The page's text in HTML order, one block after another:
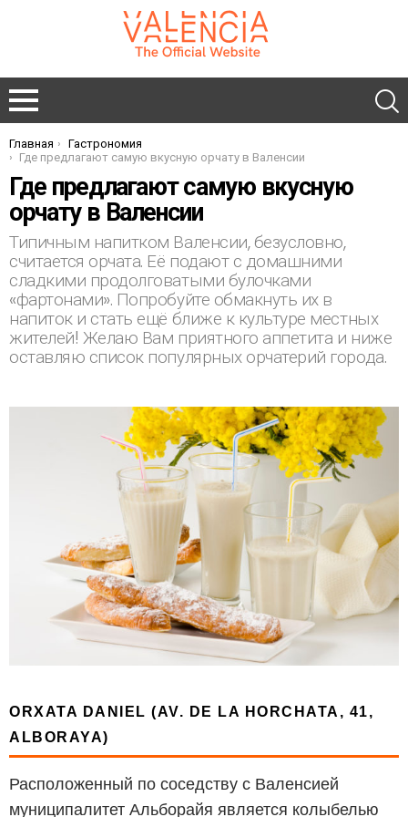
You are here:
Главная Гастрономия
Где предлагают самую вкусную орчату в Валенсии
Где предлагают самую вкусную
орчату в Валенсии
Типичным напитком Валенсии, безусловно,
считается орчата. Её подают с домашними
сладкими продолговатыми булочками
«фартонами». Попробуйте обмакнуть их в
напиток и стать ещё ближе к культуре местных
жителей! Желаю Вам приятного аппетита и ниже
оставляю список популярных орчатерий города.
ORXATA DANIEL (AV. DE LA HORCHATA, 41,
ALBORAYA)
Расположенный по соседству с Валенсией
муниципалитет Альборайя является колыбелью